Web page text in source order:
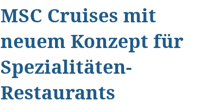
MSC Cruises mit
neuem Konzept für
Spezialitäten-
Restaurants